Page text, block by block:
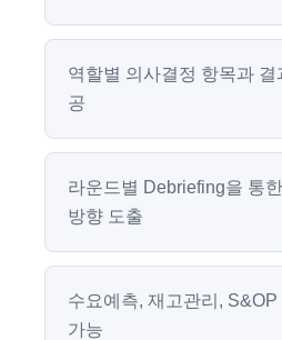
역할별 의사결정 항목과 결
공
라운드별 Debriefing을 통
방향 도출
수요예측, 재고관리,
가능